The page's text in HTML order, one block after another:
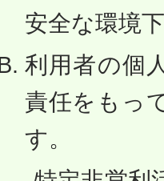
安全な環境
利用者の個
責任をもっ
す。